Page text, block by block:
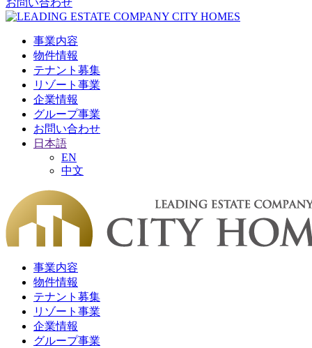
お問い合わせ
事業内容
物件情報
テナント募集
リゾート事業
企業情報
グループ事業
お問い合わせ
日本語
EN
中文
事業内容
物件情報
テナント募集
リゾート事業
企業情報
グループ事業